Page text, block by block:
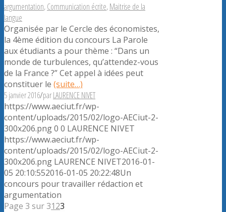
argumentation,Communication écrite,Maitrise de la
langue
Organisée par le Cercle des économistes,
la 4ème édition du concours La Parole
aux étudiants a pour thème : “Dans un
monde de turbulences, qu’attendez-vous
de la France ?” Cet appel à idées peut
constituer le (suite…)
5 janvier 2016/parLAURENCE NIVET
https://www.aeciut.fr/wp-
content/uploads/2015/02/logo-AECiut-2-
300x206.png0 0 LAURENCE NIVET
https://www.aeciut.fr/wp-
content/uploads/2015/02/logo-AECiut-2-
300x206.png LAURENCE NIVET2016-01-
05 20:10:552016-01-05 20:22:48Un
concours pour travailler rédaction et
argumentation
Page 3 sur 3123